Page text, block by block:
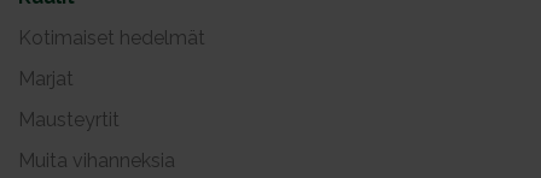
Kotimaiset hedelmät
Marjat
Mausteyrtit
Muita vihanneksia